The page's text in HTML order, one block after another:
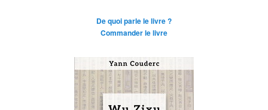
De quoi parle le livre ?
Commander le livre